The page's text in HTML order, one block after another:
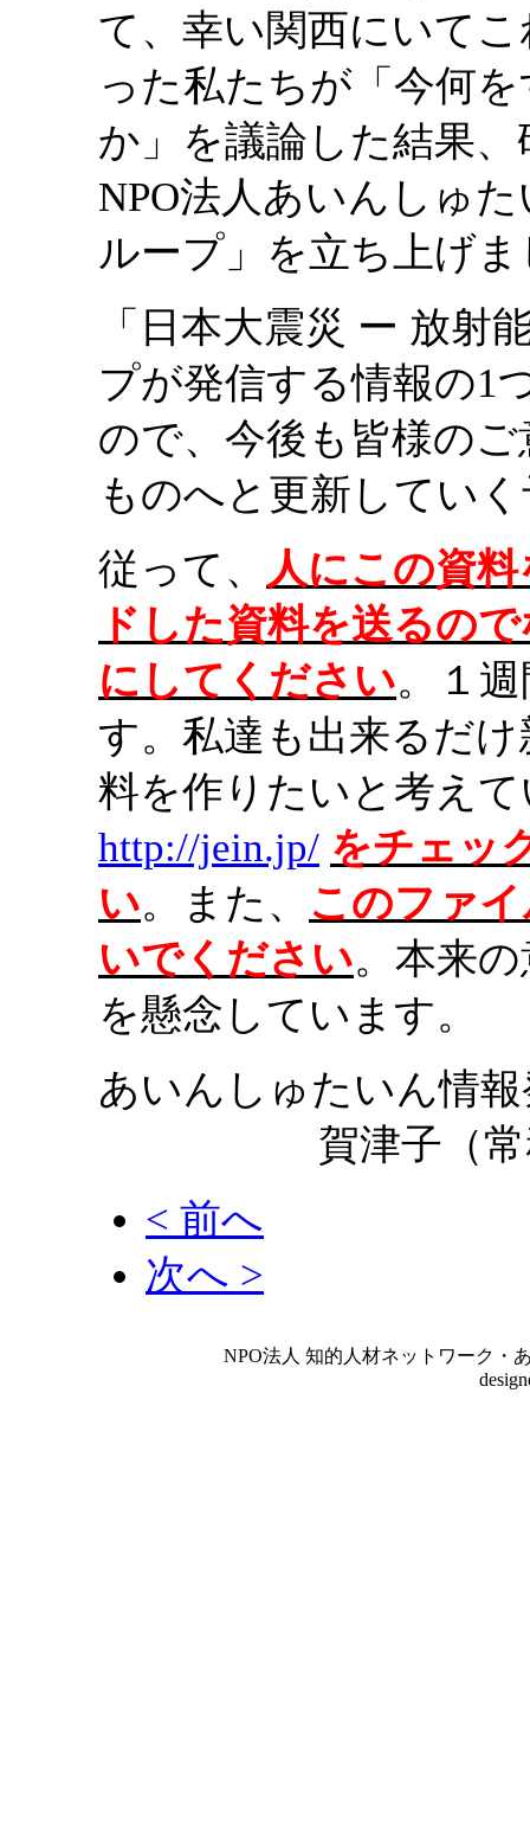
て、幸い関西にいて
った私たちが「今何
か」を議論した結果
NPO法人あいんしゅ
ループ」を立ち上げ
「日本大震災 ー 放射
プが発信する情報の1
ので、今後も皆様の
ものへと更新してい
従って、
人にこの資
ドした資料を送るの
にしてください。１
す。私達も出来るだ
料を作りたいと考え
http://jein.jp/ をチェッ
い。また、
このファ
いでください。本来
を懸念しています。
あいんしゅたいん情
賀津子（
< 前へ
次へ >
NPO法人 知的人材ネットワーク・